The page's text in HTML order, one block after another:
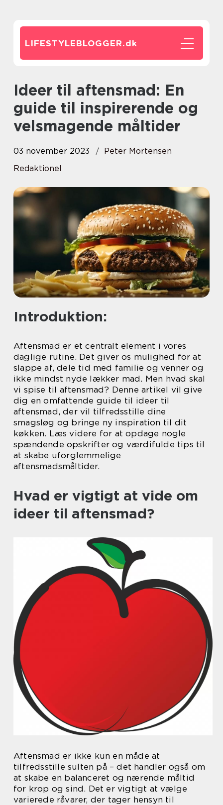
LIFESTYLEBLOGGER.dk
Ideer til aftensmad: En
guide til inspirerende og
velsmagende måltider
03 november 2023
Peter Mortensen
Redaktionel
Introduktion:
Aftensmad er et centralt element i vores
daglige rutine. Det giver os mulighed for at
slappe af, dele tid med familie og venner og
ikke mindst nyde lækker mad. Men hvad skal
vi spise til aftensmad? Denne artikel vil give
dig en omfattende guide til ideer til
aftensmad, der vil tilfredsstille dine
smagsløg og bringe ny inspiration til dit
køkken. Læs videre for at opdage nogle
spændende opskrifter og værdifulde tips til
at skabe uforglemmelige
aftensmadsmåltider.
Hvad er vigtigt at vide om
ideer til aftensmad?
Aftensmad er ikke kun en måde at
tilfredsstille sulten på – det handler også om
at skabe en balanceret og nærende måltid
for krop og sind. Det er vigtigt at vælge
varierede råvarer, der tager hensyn til